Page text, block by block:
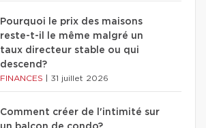
Pourquoi le prix des maisons
reste-t-il le même malgré un
taux directeur stable ou qui
descend?
FINANCES 31 juillet 2026
Comment créer de l'intimité sur